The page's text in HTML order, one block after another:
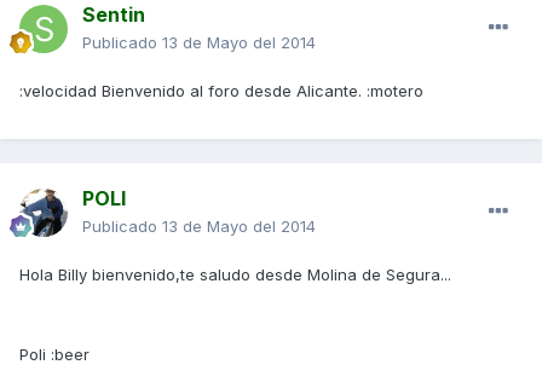
Sentin
Publicado 13 de Mayo del 2014
:velocidad Bienvenido al foro desde Alicante. :motero
POLI
Publicado 13 de Mayo del 2014
Hola Billy bienvenido,te saludo desde Molina de Segura...
Poli :beer